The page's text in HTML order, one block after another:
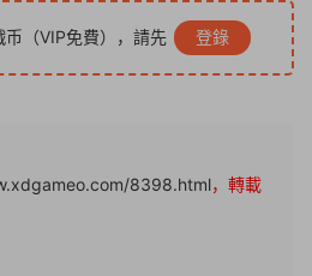
币（VIP免費），請先 登錄
8398.html，轉載